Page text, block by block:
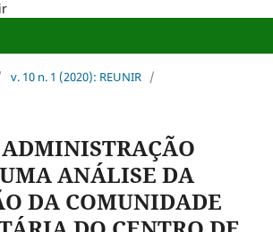
v. 10 n. 1 (2020): REUNIR /
ANÁLISE DA
DA COMUNIDADE